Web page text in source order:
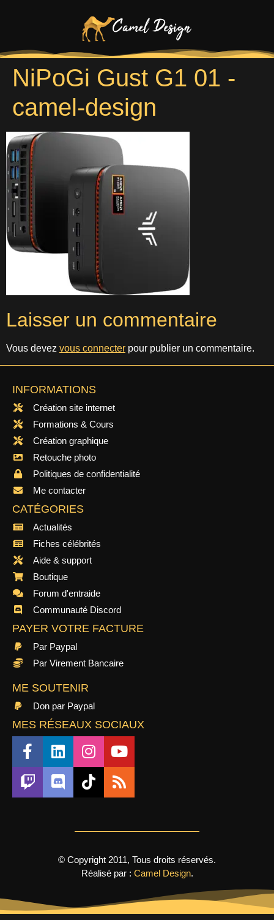
NiPoGi Gust G1 01 -
camel-design
Laisser un commentaire
Vous devez vous connecter pour publier un commentaire.
INFORMATIONS
Création site internet
Formations & Cours
Création graphique
Retouche photo
Politiques de confidentialité
Me contacter
CATÉGORIES
Actualités
Fiches célébrités
Aide & support
Boutique
Forum d'entraide
Communauté Discord
PAYER VOTRE FACTURE
Par Paypal
Par Virement Bancaire
ME SOUTENIR
Don par Paypal
MES RÉSEAUX SOCIAUX
© Copyright 2011, Tous droits réservés.
Réalisé par : Camel Design.